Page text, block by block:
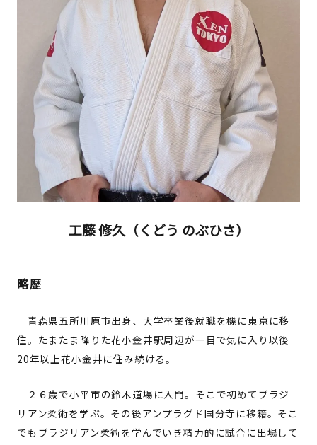
工藤 修久（くどう のぶひさ）
略歴
青森県五所川原市出身、大学卒業後就職を機に東京に移
住。たまたま降りた花小金井駅周辺が一目で気に入り以後
20年以上花小金井に住み続ける。
２６歳で小平市の鈴木道場に入門。そこで初めてブラジ
リアン柔術を学ぶ。その後アンプラグド国分寺に移籍。そこ
でもブラジリアン柔術を学んでいき精力的に試合に出場して